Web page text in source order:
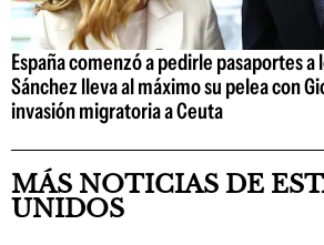
España comenzó a pedirle pasaportes
Sánchez lleva al máximo su pelea con
invasión migratoria a Ceuta
MÁS NOTICIAS DE
UNIDOS